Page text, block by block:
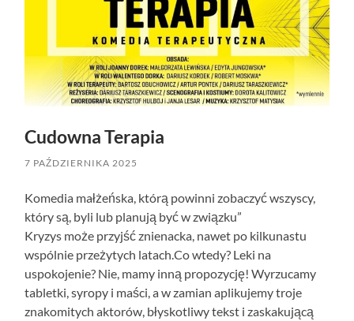
Cudowna Terapia
7 PAŹDZIERNIKA 2025
Komedia małżeńska, którą powinni zobaczyć wszyscy,
który są, byli lub planują być w związku”
Kryzys może przyjść znienacka, nawet po kilkunastu
wspólnie przeżytych latach.Co wtedy? Leki na
uspokojenie? Nie, mamy inną propozycję! Wyrzucamy
tabletki, syropy i maści, a w zamian aplikujemy troje
znakomitych aktorów, błyskotliwy tekst i zaskakującą